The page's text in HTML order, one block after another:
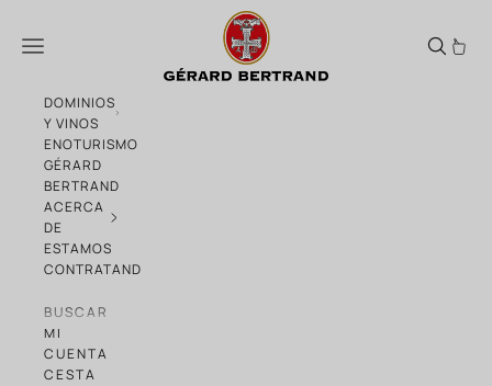
Vino Naranja: Historia y Futuro
Menú
DOMINIOS
Y VINOS
ENOTURISMO
GÉRARD
BERTRAND
ACERCA
DE
ESTAMOS
CONTRATANDO
BUSCAR
MI
CUENTA
CESTA